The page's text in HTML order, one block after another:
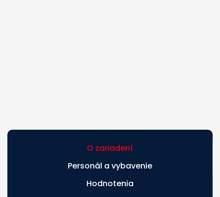
O zariadení
Personál a vybavenie
Hodnotenia